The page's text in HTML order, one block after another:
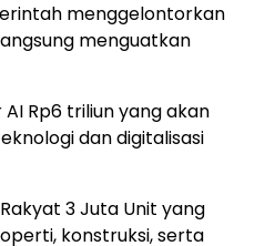
menggelontorkan
menguatkan
Rp6 triliun yang akan
dan digitalisasi
3 Juta Unit yang
konstruksi, serta